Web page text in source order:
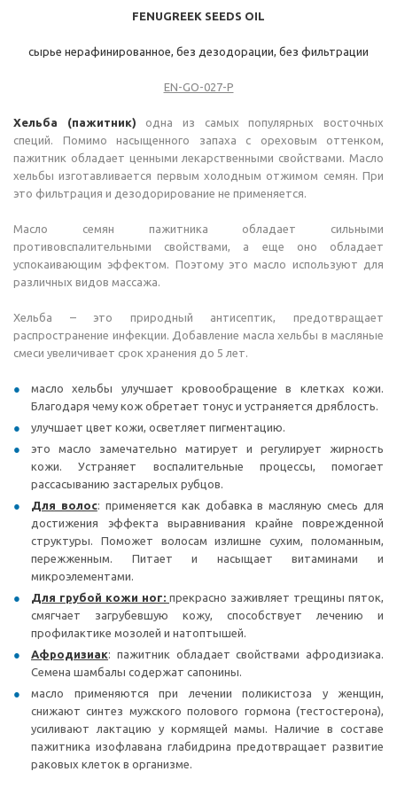
FENUGREEK SEEDS OIL
сырье нерафинированное, без дезодорации, без фильтрации
EN-GO-027-P
Хельба (пажитник) одна из самых популярных восточных
специй. Помимо насыщенного запаха с ореховым оттенком,
пажитник обладает ценными лекарственными свойствами. Масло
хельбы изготавливается первым холодным отжимом семян. При
это фильтрация и дезодорирование не применяется.
Масло семян пажитника обладает сильными
противовспалительными свойствами, а еще оно обладает
успокаивающим эффектом. Поэтому это масло используют для
различных видов массажа.
Хельба – это природный антисептик, предотвращает
распространение инфекции. Добавление масла хельбы в масляные
смеси увеличивает срок хранения до 5 лет.
масло хельбы улучшает кровообращение в клетках кожи.
Благодаря чему кож обретает тонус и устраняется дряблость.
улучшает цвет кожи, осветляет пигментацию.
это масло замечательно матирует и регулирует жирность
кожи. Устраняет воспалительные процессы, помогает
рассасыванию застарелых рубцов.
Для волос: применяется как добавка в масляную смесь для
достижения эффекта выравнивания крайне поврежденной
структуры. Поможет волосам излишне сухим, поломанным,
пережженным. Питает и насыщает витаминами и
микроэлементами.
Для грубой кожи ног: прекрасно заживляет трещины пяток,
смягчает загрубевшую кожу, способствует лечению и
профилактике мозолей и натоптышей.
Афродизиак: пажитник обладает свойствами афродизиака.
Семена шамбалы содержат сапонины.
масло применяются при лечении поликистоза у женщин,
снижают синтез мужского полового гормона (тестостерона),
усиливают лактацию у кормящей мамы. Наличие в составе
пажитника изофлавана глабидрина предотвращает развитие
раковых клеток в организме.